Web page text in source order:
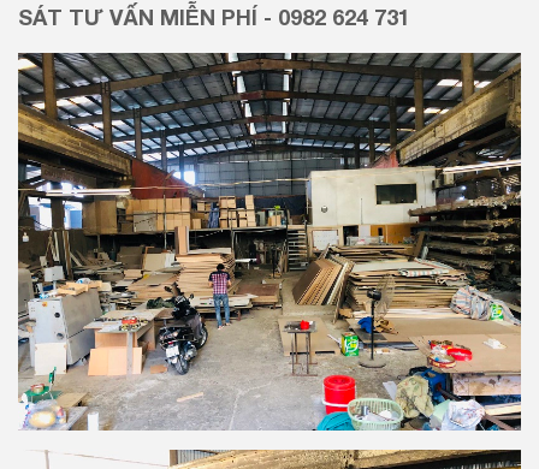
SÁT TƯ VẤN MIỄN PHÍ - 0982 624 731